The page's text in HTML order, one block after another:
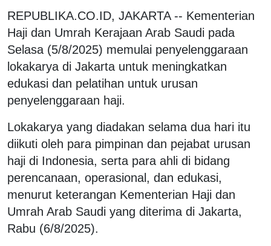
REPUBLIKA.CO.ID, JAKARTA -- Kementerian
Haji dan Umrah Kerajaan Arab Saudi pada
Selasa (5/8/2025) memulai penyelenggaraan
lokakarya di Jakarta untuk meningkatkan
edukasi dan pelatihan untuk urusan
penyelenggaraan haji.
Lokakarya yang diadakan selama dua hari itu
diikuti oleh para pimpinan dan pejabat urusan
haji di Indonesia, serta para ahli di bidang
perencanaan, operasional, dan edukasi,
menurut keterangan Kementerian Haji dan
Umrah Arab Saudi yang diterima di Jakarta,
Rabu (6/8/2025).